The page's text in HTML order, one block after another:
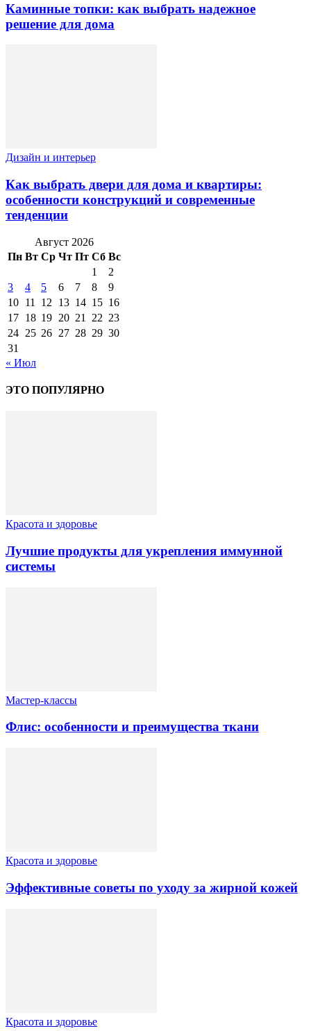
Каминные топки: как выбрать надежное
решение для дома
Дизайн и интерьер
Как выбрать двери для дома и квартиры:
особенности конструкций и современные
тенденции
Август 2026
Пн Вт Ср Чт Пт Сб Вс
1
2
3
4 5 6 7 8
9
10 11 12 13 14 15 16
17 18 19 20 21 22 23
24 25 26 27 28 29 30
31
« Июл
ЭТО ПОПУЛЯРНО
Красота и здоровье
Лучшие продукты для укрепления иммунной
системы
Мастер-классы
Флис: особенности и преимущества ткани
Красота и здоровье
Эффективные советы по уходу за жирной кожей
Красота и здоровье